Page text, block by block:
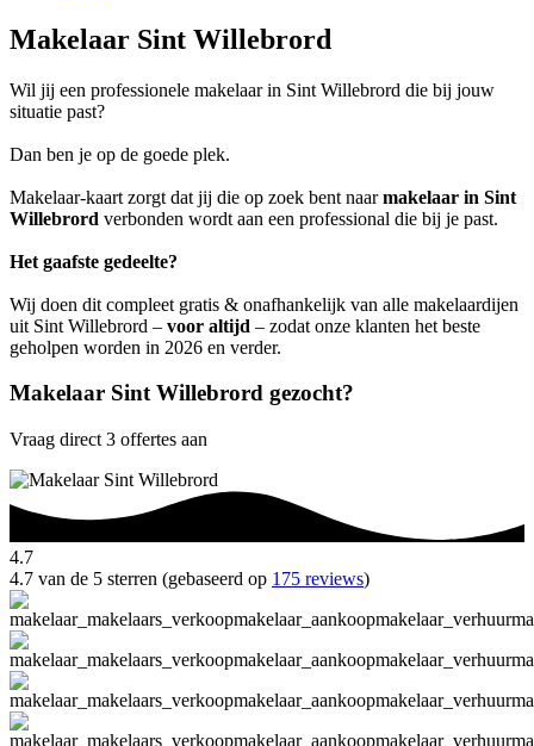
Makelaar Sint Willebrord
Wil jij een professionele makelaar in Sint Willebrord die bij jouw
situatie past?
Dan ben je op de goede plek.
Makelaar-kaart zorgt dat jij die op zoek bent naarmakelaar in Sint
Willebrord verbonden wordt aan een professional die bij je past.
Het gaafste gedeelte?
Wij doen dit compleet gratis & onafhankelijk van alle makelaardijen
uit Sint Willebrord – voor altijd – zodat onze klanten het beste
geholpen worden in 2026 en verder.
Makelaar Sint Willebrord gezocht?
Vraag direct 3 offertes aan
4.7
4.7 van de 5 sterren (gebaseerd op 175 reviews)